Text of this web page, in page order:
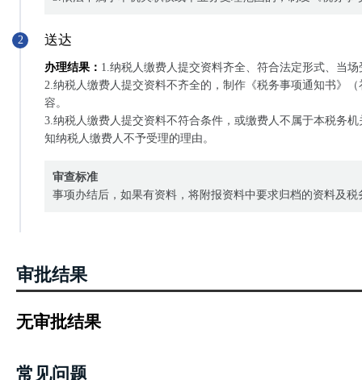
2 送达
办理结果： 1.纳税人缴费人提交资料齐全、符合法定形式、当场
2.纳税人缴费人提交资料不齐全的，制作《税务事项通知书》
容。
3.纳税人缴费人提交资料不符合条件，或缴费人不属于本税务
知纳税人缴费人不予受理的理由。
审查标准
事项办结后，如果有资料，将附报资料中要求归档的资料及
审批结果
无审批结果
常见问题